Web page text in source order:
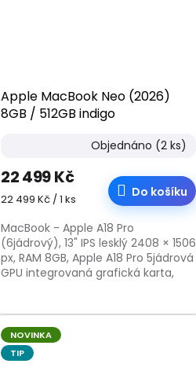
Apple MacBook Neo (2026)
8GB / 512GB indigo
Objednáno (2 ks)
22 499 Kč
Měrná
22 499 Kč / 1 ks Do košíku
MacBook - Apple A18 Pro
(6jádrový), 13" IPS lesklý 2408 × 1506
px, RAM 8GB, Apple A18 Pro 5jádrová
GPU integrovaná grafická karta,
NOVINKA
TIP